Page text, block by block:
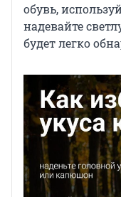
обувь,
надевайте
будет легко